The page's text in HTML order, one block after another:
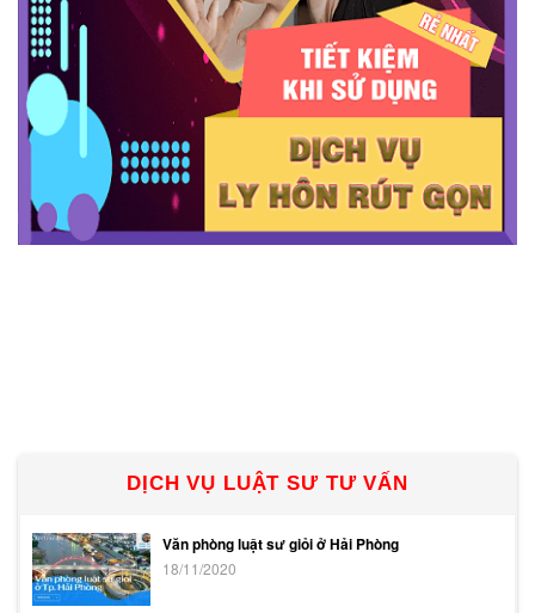
DỊCH VỤ LUẬT SƯ TƯ VẤN
Văn phòng luật sư giỏi ở Hải Phòng
18/11/2020